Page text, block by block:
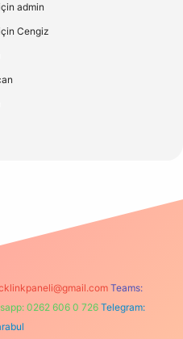
admin
Cengiz
Teams:
0262 606 0 726 Telegram: